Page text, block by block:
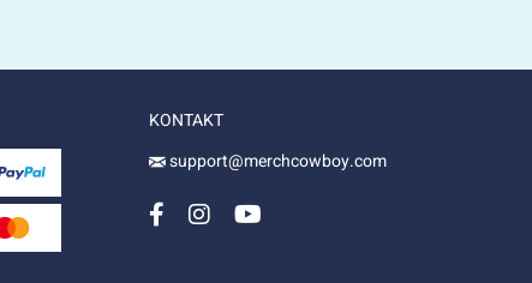
KONTAKT
support@merchcowboy.com